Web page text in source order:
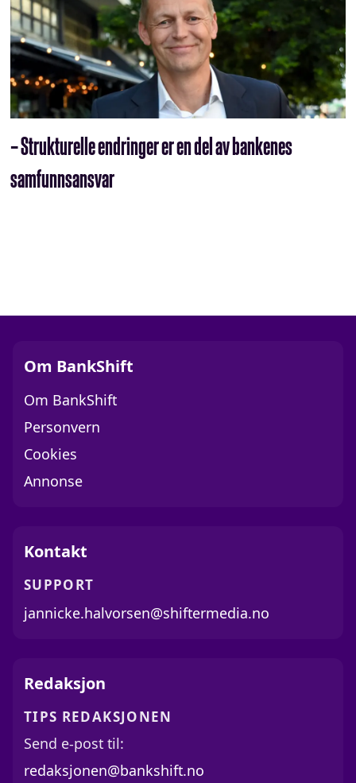
– Strukturelle endringer er en del av bankenes
samfunnsansvar
Om BankShift
Om BankShift
Personvern
Cookies
Annonse
Kontakt
SUPPORT
jannicke.halvorsen@shiftermedia.no
Redaksjon
TIPS REDAKSJONEN
Send e-post til:
redaksjonen@bankshift.no